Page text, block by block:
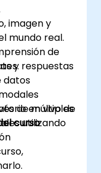
imagen y
mundo real.
de
y respuestas
de múltiples
datos
en vivo de
utilizando
curso